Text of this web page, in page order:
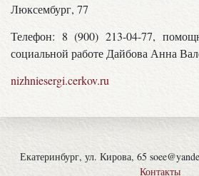
Люксембург, 77
Телефон: 8 (900) 213-04-77,
социальной работе Дайбова Анна
nizhniesergi.cerkov.ru
Екатеринбург, ул. Кирова, 65
Контакты